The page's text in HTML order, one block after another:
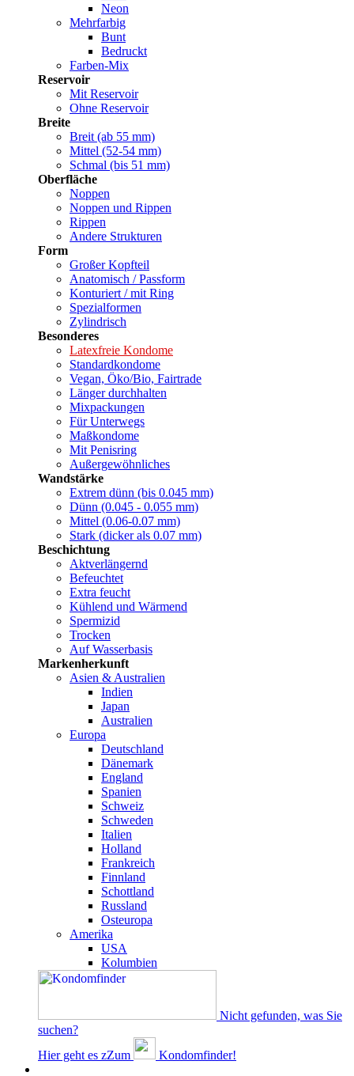
Neon
Mehrfarbig
Bunt
Bedruckt
Farben-Mix
Reservoir
Mit Reservoir
Ohne Reservoir
Breite
Breit (ab 55 mm)
Mittel (52-54 mm)
Schmal (bis 51 mm)
Oberfläche
Noppen
Noppen und Rippen
Rippen
Andere Strukturen
Form
Großer Kopfteil
Anatomisch / Passform
Konturiert / mit Ring
Spezialformen
Zylindrisch
Besonderes
Latexfreie Kondome
Standardkondome
Vegan, Öko/Bio, Fairtrade
Länger durchhalten
Mixpackungen
Für Unterwegs
Maßkondome
Mit Penisring
Außergewöhnliches
Wandstärke
Extrem dünn (bis 0.045 mm)
Dünn (0.045 - 0.055 mm)
Mittel (0.06-0.07 mm)
Stark (dicker als 0.07 mm)
Beschichtung
Aktverlängernd
Befeuchtet
Extra feucht
Kühlend und Wärmend
Spermizid
Trocken
Auf Wasserbasis
Markenherkunft
Asien & Australien
Indien
Japan
Australien
Europa
Deutschland
Dänemark
England
Spanien
Schweiz
Schweden
Italien
Holland
Frankreich
Finnland
Schottland
Russland
Osteuropa
Amerika
USA
Kolumbien
Nicht gefunden, was Sie
suchen?
Hier geht es zZum
Kondomfinder!